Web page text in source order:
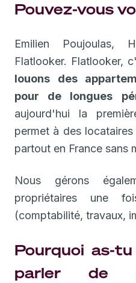
Pouvez-vous
Emilien Poujoulas,
Flatlooker. Flatlooker,
louons des
pour de longues
aujourd'hui la
permet à des
partout en France sans
Nous gérons
propriétaires une
(comptabilité, travaux,
Pourquoi as-
parler de